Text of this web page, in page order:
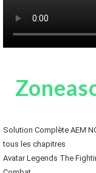
Solution Complète AEM
tous les chapitres
Avatar Legends The